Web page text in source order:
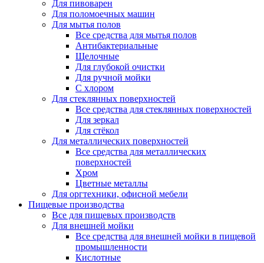
Для пивоварен
Для поломоечных машин
Для мытья полов
Все средства для мытья полов
Антибактериальные
Щелочные
Для глубокой очистки
Для ручной мойки
С хлором
Для стеклянных поверхностей
Все средства для стеклянных поверхностей
Для зеркал
Для стёкол
Для металлических поверхностей
Все средства для металлических
поверхностей
Хром
Цветные металлы
Для оргтехники, офисной мебели
Пищевые производства
Все для пищевых производств
Для внешней мойки
Все средства для внешней мойки в пищевой
промышленности
Кислотные